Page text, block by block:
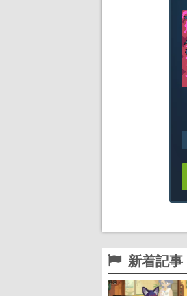
新着記事